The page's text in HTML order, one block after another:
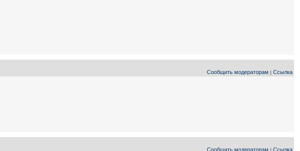
Сообщить модераторам | Ссылка
Сообщить модераторам | Ссылка